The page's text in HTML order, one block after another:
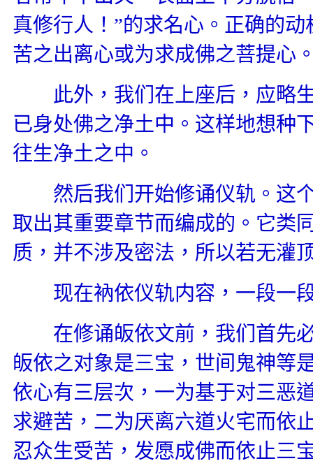
真修行人！”的求名心。正确的
苦之出离心或为求成佛之菩提心
此外，我们在上座后，应略生
已身处佛之净土中。这样地想种
往生净土之中。
然后我们开始修诵仪轨。这个
取出其重要章节而编成的。它类
质，并不涉及密法，所以若无灌
现在衲依仪轨内容，一段一
在修诵皈依文前，我们首先必
皈依之对象是三宝，世间鬼神等
依心有三层次，一为基于对三恶
求避苦，二为厌离六道火宅而依
忍众生受苦，发愿成佛而依止三